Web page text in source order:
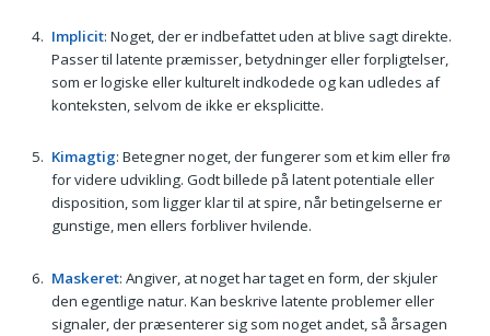
Implicit: Noget, der er indbefattet uden at blive sagt direkte.
Passer til latente præmisser, betydninger eller forpligtelser,
som er logiske eller kulturelt indkodede og kan udledes af
konteksten, selvom de ikke er eksplicitte.
Kimagtig: Betegner noget, der fungerer som et kim eller frø
for videre udvikling. Godt billede på latent potentiale eller
disposition, som ligger klar til at spire, når betingelserne er
gunstige, men ellers forbliver hvilende.
Maskeret: Angiver, at noget har taget en form, der skjuler
den egentlige natur. Kan beskrive latente problemer eller
signaler, der præsenterer sig som noget andet, så årsagen